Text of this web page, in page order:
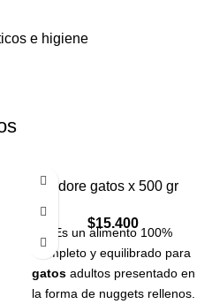
e higiene
Adore gatos x 500 gr
$15.400
Es un alimento 100%
completo y equilibrado para
gatosadultos presentado en
la forma de nuggets rellenos.